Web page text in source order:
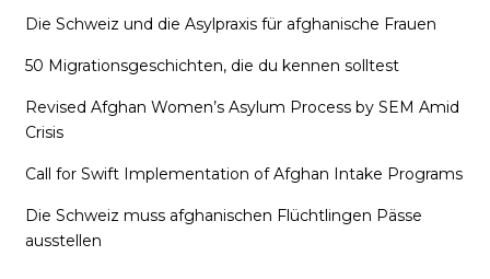
Die Schweiz und die Asylpraxis für afghanische Frauen
50 Migrationsgeschichten, die du kennen solltest
Revised Afghan Women’s Asylum Process by SEM Amid
Crisis
Call for Swift Implementation of Afghan Intake Programs
Die Schweiz muss afghanischen Flüchtlingen Pässe
ausstellen